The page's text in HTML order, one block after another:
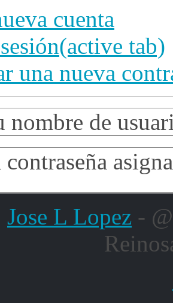
cuenta
(active tab)
una nueva
nombre de
Jose L Lopez -